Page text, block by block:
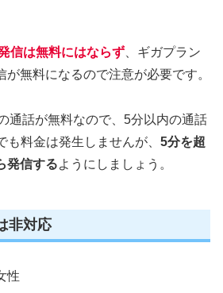
信は無料にはならず、ギガプラン
が無料になるので注意が必要です。
通話が無料なので、5分以内の通話
も料金は発生しませんが、 5分を超
発信するようにしましょう。
非対応